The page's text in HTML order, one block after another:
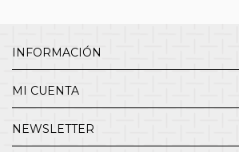
INFORMACIÓN
MI CUENTA
NEWSLETTER